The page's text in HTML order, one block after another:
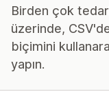
Birden çok
üzerinde,
biçimini
yapın.